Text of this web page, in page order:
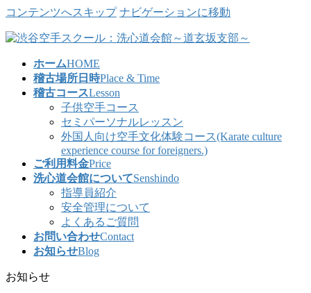
コンテンツへスキップ ナビゲーションに移動
ホームHOME
稽古場所日時Place & Time
稽古コースLesson
子供空手コース
セミパーソナルレッスン
外国人向け空手文化体験コース(Karate culture
experience course for foreigners.)
ご利用料金Price
洗心道会館についてSenshindo
指導員紹介
安全管理について
よくあるご質問
お問い合わせContact
お知らせBlog
お知らせ